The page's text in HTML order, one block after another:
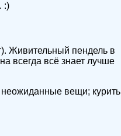
:)
Живительный пендель в
всегда всё знает лучше
неожиданные вещи; курить